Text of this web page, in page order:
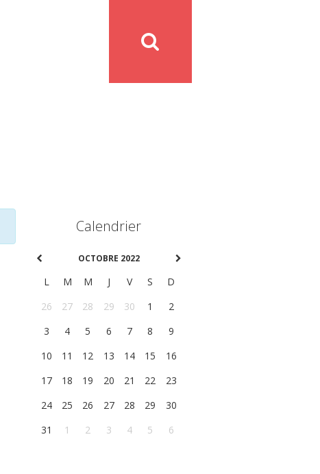
Calendrier
OCTOBRE 2022
L M M J V S
D
26
27 28 29 30 1
2
3
4 5 6 7 8
9
10
11 12 13 14 15
16
17
18 19 20 21 22
23
24
25 26 27 28 29
30
31
1 2 3 4 5 6